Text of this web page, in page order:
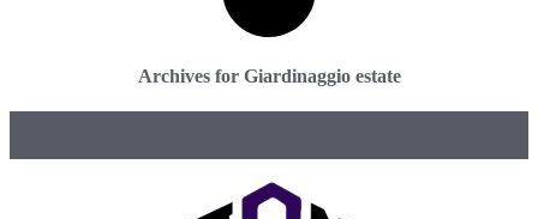
Archives for Giardinaggio estate